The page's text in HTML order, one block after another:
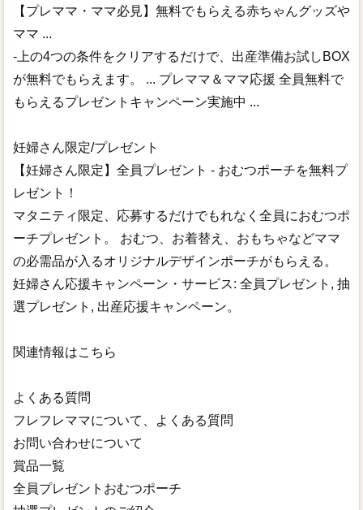
【プレママ・ママ必見】無料でもらえる赤ちゃんグッズや
ママ ...
-上の4つの条件をクリアするだけで、出産準備お試しBOX
が無料でもらえます。 ... プレママ＆ママ応援 全員無料で
もらえるプレゼントキャンペーン実施中 ...
妊婦さん限定/プレゼント
【妊婦さん限定】全員プレゼント - おむつポーチを無料プ
レゼント！
マタニティ限定、応募するだけでもれなく全員におむつポ
ーチプレゼント。 おむつ、お着替え、おもちゃなどママ
の必需品が入るオリジナルデザインポーチがもらえる。
妊婦さん応援キャンペーン・サービス: 全員プレゼント, 抽
選プレゼント, 出産応援キャンペーン。
関連情報はこちら
よくある質問
フレフレママについて、よくある質問
お問い合わせについて
賞品一覧
全員プレゼントおむつポーチ